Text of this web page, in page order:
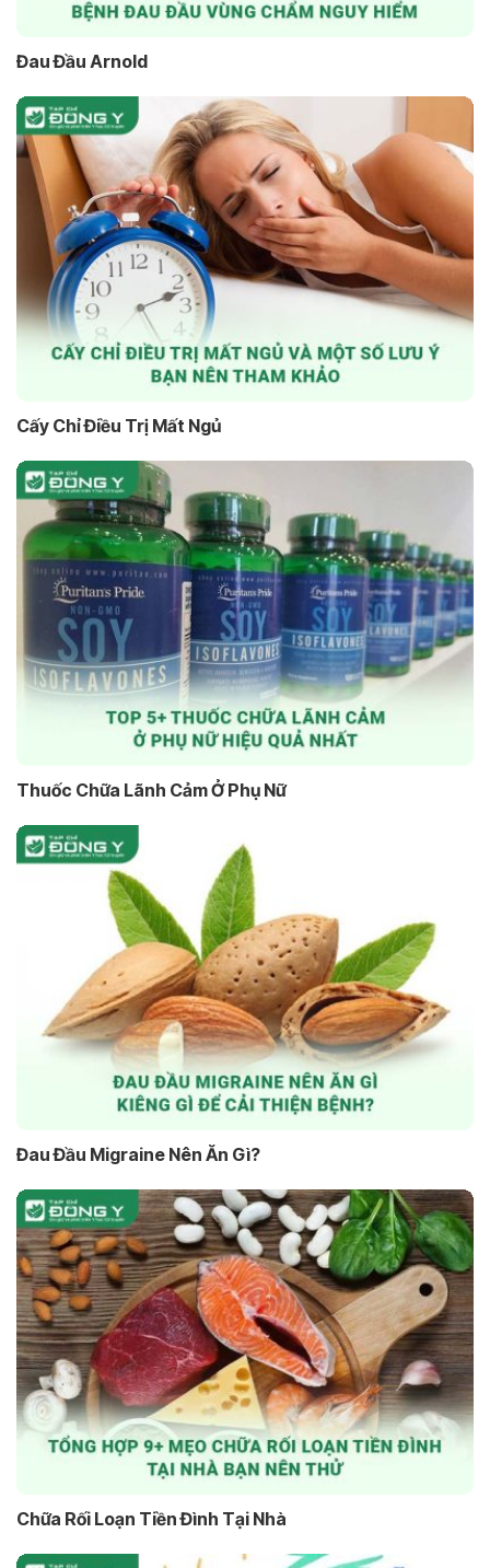
Đau Đầu Arnold
Cấy Chỉ Điều Trị Mất Ngủ
Thuốc Chữa Lãnh Cảm Ở Phụ Nữ
Đau Đầu Migraine Nên Ăn Gì?
Chữa Rối Loạn Tiền Đình Tại Nhà